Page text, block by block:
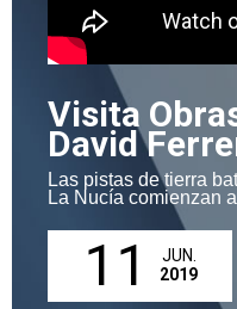
Visita
David
Las pistas de tierra
La Nucía comienzan
11
JUN.
2019